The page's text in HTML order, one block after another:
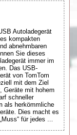
Autoladegerät
kompakten
abnehmbaren
Sie dieses
immer im
Das USB-
von TomTom
mit dem Ziel
Geräte mit hohem
schneller
als herkömmliche
Dies macht es
für jedes ...